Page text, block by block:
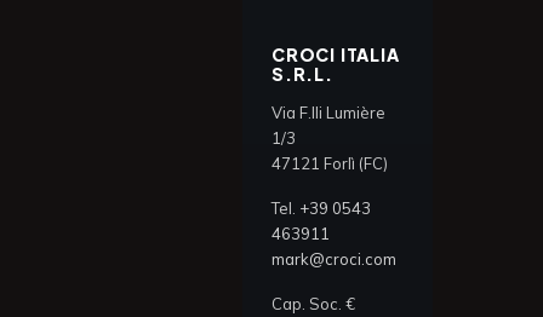
CROCI ITALIA
S.R.L.
Via F.lli Lumière
1/3
47121 Forlì (FC)
Tel. +39 0543
463911
mark@croci.com
Cap. Soc. €